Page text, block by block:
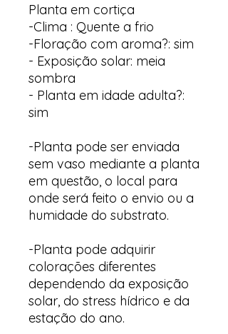
Planta em cortiça
-Clima : Quente a frio
-Floração com aroma?: sim
- Exposição solar: meia
sombra
- Planta em idade adulta?:
sim
-Planta pode ser enviada
sem vaso mediante a planta
em questão, o local para
onde será feito o envio ou a
humidade do substrato.
-Planta pode adquirir
colorações diferentes
dependendo da exposição
solar, do stress hídrico e da
estação do ano.